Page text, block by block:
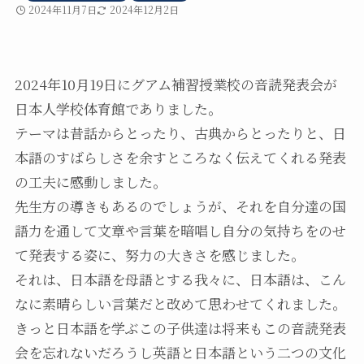
2024年11月7日 2024年12月2日
2024年10月19日にグアム補習授業校の音読発表会が
日本人学校体育館でありました。
テーマは昔話からとったり、古典からとったりと、日
本語のすばらしさを余すところなく伝えてくれる発表
の工夫に感動しました。
先生方の導きもあるのでしょうが、それを自分達の国
語力を通して文章や言葉を暗唱し自分の気持ちをのせ
て発表する姿に、努力の大きさを感じました。
それは、日本語を母語とする我々に、日本語は、こん
なに素晴らしい言葉だと改めて思わせてくれました。
きっと日本語を学ぶこの子供達は将来もこの音読発表
会を忘れないだろうし英語と日本語という二つの文化